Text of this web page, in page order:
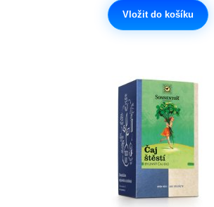
Vložit do košíku